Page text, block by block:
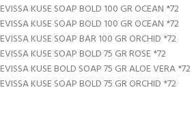
EVISSA KUSE SOAP BOLD 100 GR OCEAN *72
EVISSA KUSE SOAP BOLD 100 GR OCEAN *72
EVISSA KUSE SOAP BAR 100 GR ORCHID *72
EVISSA KUSE SOAP BOLD 75 GR ROSE *72
EVISSA KUSE BOLD SOAP 75 GR ALOE VERA *72
EVISSA KUSE SOAP BOLD 75 GR ORCHID *72